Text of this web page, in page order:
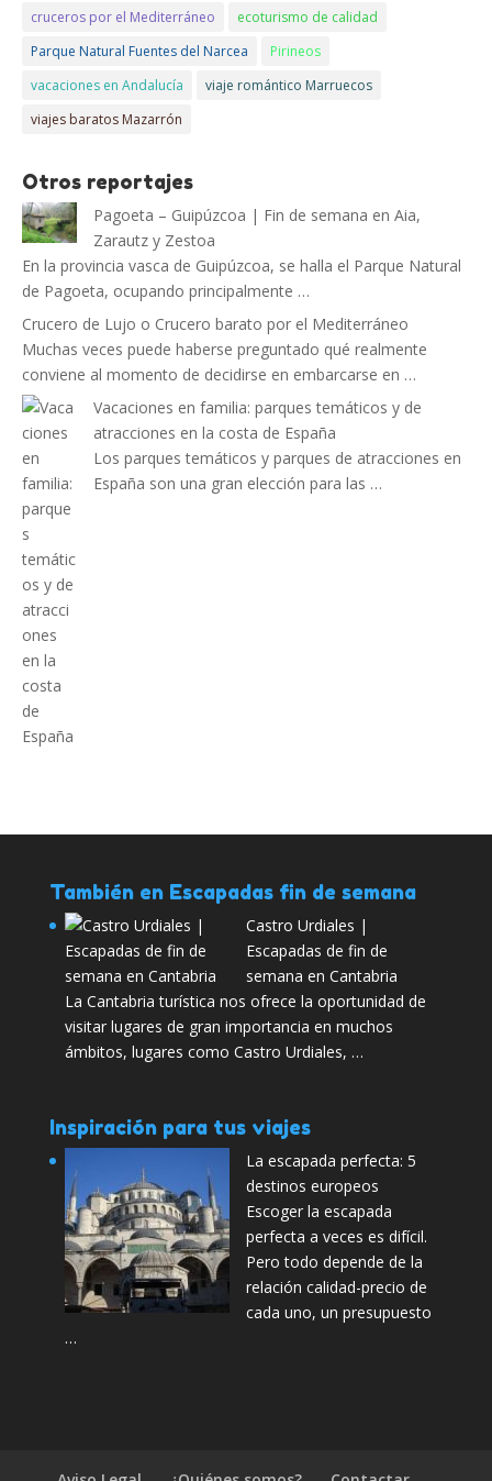
cruceros por el Mediterráneo
ecoturismo de calidad
Parque Natural Fuentes del Narcea
Pirineos
vacaciones en Andalucía
viaje romántico Marruecos
viajes baratos Mazarrón
Otros reportajes
Pagoeta – Guipúzcoa | Fin de semana en Aia,
Zarautz y Zestoa
En la provincia vasca de Guipúzcoa, se halla el Parque Natural
de Pagoeta, ocupando principalmente …
Crucero de Lujo o Crucero barato por el Mediterráneo
Muchas veces puede haberse preguntado qué realmente
conviene al momento de decidirse en embarcarse en …
Vacaciones en familia: parques temáticos y de
atracciones en la costa de España
Los parques temáticos y parques de atracciones en
España son una gran elección para las …
También en Escapadas fin de semana
Castro Urdiales |
Escapadas de fin de
semana en Cantabria
La Cantabria turística nos ofrece la oportunidad de
visitar lugares de gran importancia en muchos
ámbitos, lugares como Castro Urdiales, …
Inspiración para tus viajes
La escapada perfecta: 5
destinos europeos
Escoger la escapada
perfecta a veces es difícil.
Pero todo depende de la
relación calidad-precio de
cada uno, un presupuesto
…